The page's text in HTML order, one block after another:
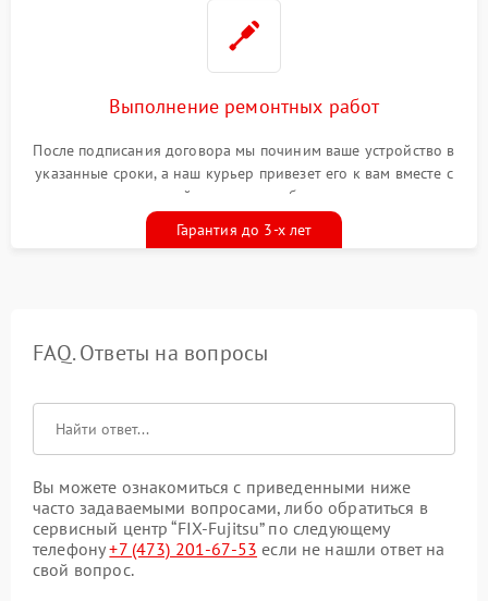
Выполнение ремонтных работ
После подписания договора мы починим ваше устройство в
указанные сроки, а наш курьер привезет его к вам вместе с
гарантийным талоном бесплатно
Гарантия до 3-х лет
FAQ. Ответы на вопросы
Вы можете ознакомиться с приведенными ниже
часто задаваемыми вопросами, либо обратиться в
сервисный центр “FIX-Fujitsu” по следующему
телефону+7 (473) 201-67-53 если не нашли ответ на
свой вопрос.